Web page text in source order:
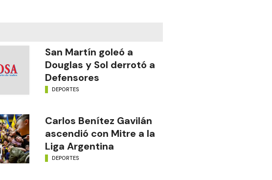
San Martín goleó a
Douglas y Sol derrotó a
Defensores
DEPORTES
Carlos Benítez Gavilán
ascendió con Mitre a la
Liga Argentina
DEPORTES